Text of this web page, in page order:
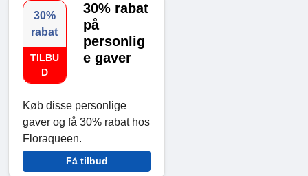
30%
rabat
TILBU
D
30% rabat
på
personlig
e gaver
Køb disse personlige
gaver og få 30% rabat hos
Floraqueen.
Få tilbud